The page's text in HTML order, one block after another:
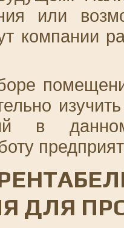
или
компании
в
ДЛЯ